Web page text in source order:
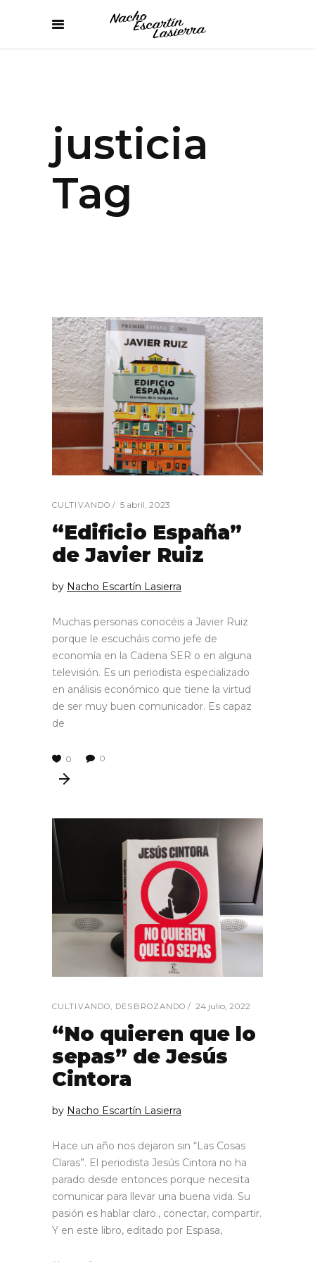
justicia
Tag
CULTIVANDO 5 abril, 2023
“Edificio España”
de Javier Ruiz
by Nacho Escartín Lasierra
Muchas personas conocéis a Javier Ruiz
porque le escucháis como jefe de
economía en la Cadena SER o en alguna
televisión. Es un periodista especializado
en análisis económico que tiene la virtud
de ser muy buen comunicador. Es capaz
de
0 0
CULTIVANDO DESBROZANDO 24 julio, 2022
“No quieren que lo
sepas” de Jesús
Cintora
by Nacho Escartín Lasierra
Hace un año nos dejaron sin “Las Cosas
Claras”. El periodista Jesús Cintora no ha
parado desde entonces porque necesita
comunicar para llevar una buena vida. Su
pasión es hablar claro., conectar, compartir.
Y en este libro, editado por Espasa,